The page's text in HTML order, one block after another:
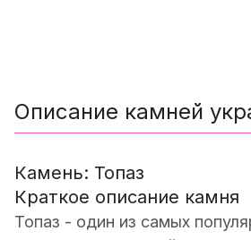
Описание камней
Камень: Топаз
Краткое описание камня
Топаз - один из самых